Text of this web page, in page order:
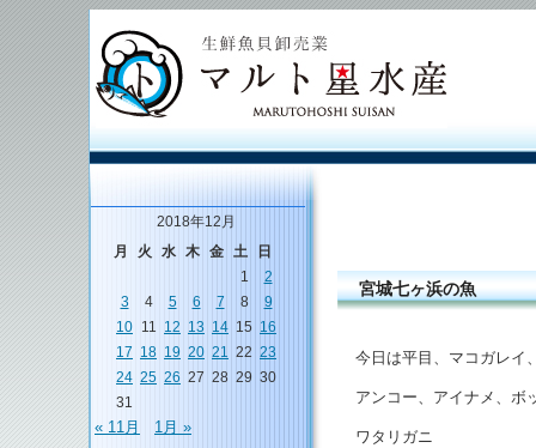
宮城七ヶ浜の魚
今日は平目、マコガレイ
アンコー、アイナメ、ボ
ワタリガニ
2018年12月
月
火 水 木 金 土
日
1
2
3
4 5 6 7 8
9
10 11 12 13 14 15 16
17 18 19 20 21 22 23
24 25 26 27 28 29 30
31
« 11月 1月 »